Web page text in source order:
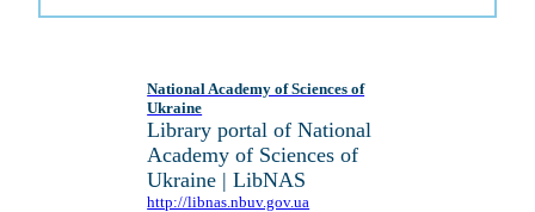
National Academy of Sciences of
Ukraine
Library portal of National
Academy of Sciences of
Ukraine | LibNAS
http://libnas.nbuv.gov.ua